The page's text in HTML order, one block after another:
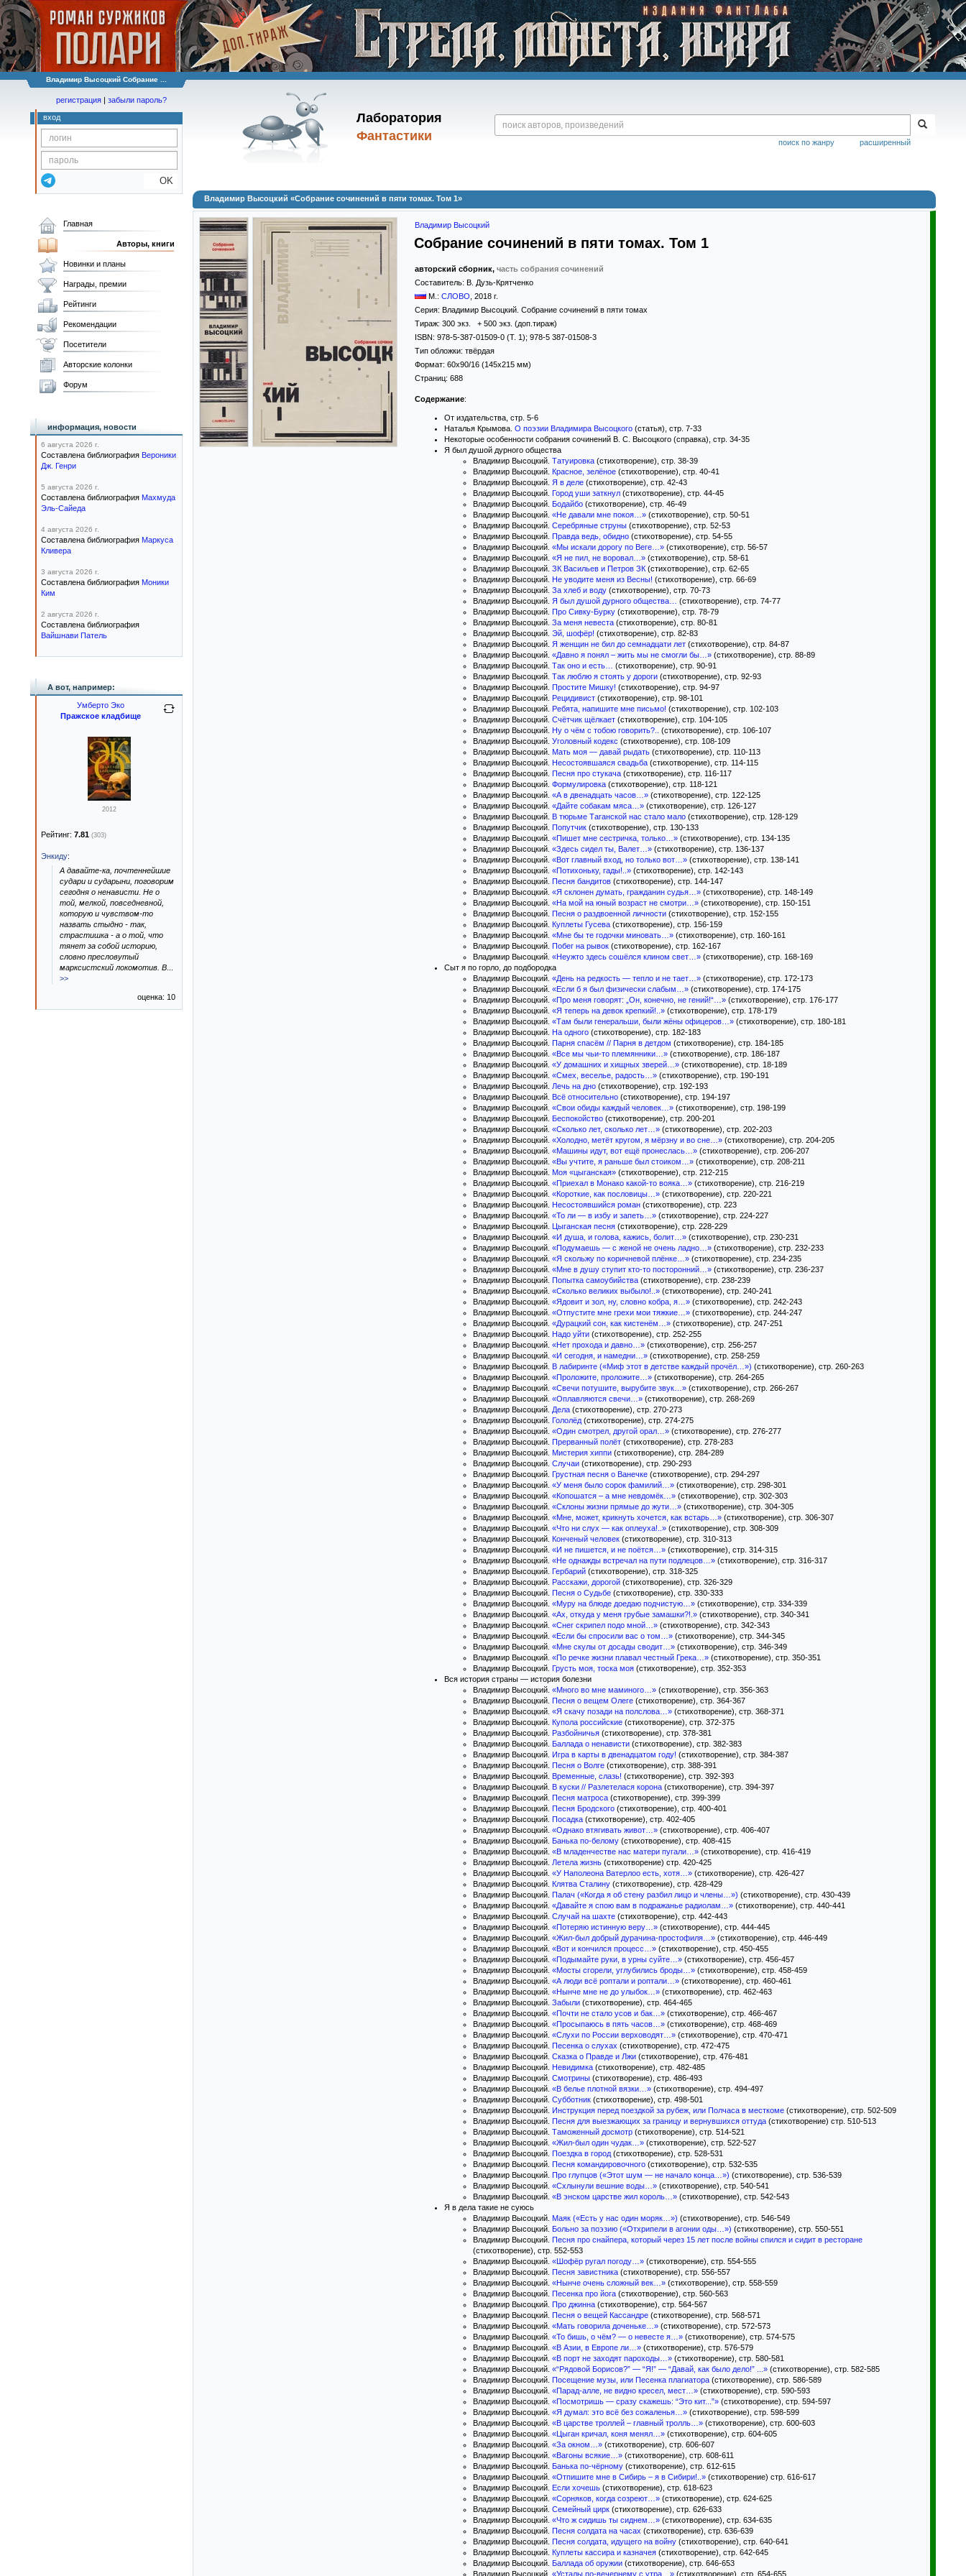
Владимир Высоцкий Собрание ...
Лаборатория
Фантастики
расширенный
поиск по жанру
регистрация | забыли пароль?
вход
OK
Владимир Высоцкий «Собрание сочинений в пяти томах. Том 1»
Владимир Высоцкий
Собрание сочинений в пяти томах. Том 1
авторский сборник, часть собрания сочинений
Составитель: В. Дузь-Крятченко
М.: СЛОВО 2018 г.
Серия: Владимир Высоцкий. Собрание сочинений в пяти томах
Тираж: 300 экз. + 500 экз. (доп.тираж)
ISBN: 978-5-387-01509-0 (Т. 1); 978-5 387-01508-3
Тип обложки: твёрдая
Формат: 60x90/16 (145x215 мм)
Страниц: 688
Содержание:
От издательства, стр. 5-6
Наталья Крымова. О поэзии Владимира Высоцкого (статья), стр. 7-33
Некоторые особенности собрания сочинений В. С. Высоцкого (справка), стр. 34-35
Я был душой дурного общества
Владимир Высоцкий. Татуировка (стихотворение), стр. 38-39
Владимир Высоцкий. Красное, зелёное (стихотворение), стр. 40-41
Владимир Высоцкий. Я в деле (стихотворение), стр. 42-43
Владимир Высоцкий. Город уши заткнул (стихотворение), стр. 44-45
Владимир Высоцкий. Бодайбо (стихотворение), стр. 46-49
Владимир Высоцкий. «Не давали мне покоя…» (стихотворение), стр. 50-51
Владимир Высоцкий. Серебряные струны (стихотворение), стр. 52-53
Владимир Высоцкий. Правда ведь, обидно (стихотворение), стр. 54-55
Владимир Высоцкий. «Мы искали дорогу по Веге…» (стихотворение), стр. 56-57
Владимир Высоцкий. «Я не пил, не воровал…» (стихотворение), стр. 58-61
Владимир Высоцкий. ЗК Васильев и Петров ЗК (стихотворение), стр. 62-65
Владимир Высоцкий. Не уводите меня из Весны! (стихотворение), стр. 66-69
Владимир Высоцкий. За хлеб и воду (стихотворение), стр. 70-73
Владимир Высоцкий. Я был душой дурного общества…
(стихотворение), стр. 74-77
Владимир Высоцкий. Про Сивку-Бурку (стихотворение), стр. 78-79
Владимир Высоцкий. За меня невеста (стихотворение), стр. 80-81
Владимир Высоцкий. Эй, шофёр! (стихотворение), стр. 82-83
Владимир Высоцкий. Я женщин не бил до семнадцати лет (стихотворение), стр. 84-87
Владимир Высоцкий. «Давно я понял – жить мы не смогли бы…» (стихотворение), стр. 88-89
Владимир Высоцкий. Так оно и есть…
(стихотворение), стр. 90-91
Владимир Высоцкий. Так люблю я стоять у дороги (стихотворение), стр. 92-93
Владимир Высоцкий. Простите Мишку! (стихотворение), стр. 94-97
Владимир Высоцкий. Рецидивист (стихотворение), стр. 98-101
Владимир Высоцкий. Ребята, напишите мне письмо! (стихотворение), стр. 102-103
Владимир Высоцкий. Счётчик щёлкает (стихотворение), стр. 104-105
Владимир Высоцкий. Ну о чём с тобою говорить?..
(стихотворение), стр. 106-107
Владимир Высоцкий. Уголовный кодекс (стихотворение), стр. 108-109
Владимир Высоцкий. Мать моя — давай рыдать (стихотворение), стр. 110-113
Владимир Высоцкий. Несостоявшаяся свадьба (стихотворение), стр. 114-115
Владимир Высоцкий. Песня про стукача (стихотворение), стр. 116-117
Владимир Высоцкий. Формулировка (стихотворение), стр. 118-121
Владимир Высоцкий. «А в двенадцать часов…» (стихотворение), стр. 122-125
Владимир Высоцкий. «Дайте собакам мяса…» (стихотворение), стр. 126-127
Владимир Высоцкий. В тюрьме Таганской нас стало мало (стихотворение), стр. 128-129
Владимир Высоцкий. Попутчик (стихотворение), стр. 130-133
Владимир Высоцкий. «Пишет мне сестричка, только…» (стихотворение), стр. 134-135
Владимир Высоцкий. «Здесь сидел ты, Валет…» (стихотворение), стр. 136-137
Владимир Высоцкий. «Вот главный вход, но только вот…» (стихотворение), стр. 138-141
Владимир Высоцкий. «Потихоньку, гады!..» (стихотворение), стр. 142-143
Владимир Высоцкий. Песня бандитов (стихотворение), стр. 144-147
Владимир Высоцкий. «Я склонен думать, гражданин судья…» (стихотворение), стр. 148-149
Владимир Высоцкий. «На мой на юный возраст не смотри…» (стихотворение), стр. 150-151
Владимир Высоцкий. Песня о раздвоенной личности (стихотворение), стр. 152-155
Владимир Высоцкий. Куплеты Гусева (стихотворение), стр. 156-159
Владимир Высоцкий. «Мне бы те годочки миновать…» (стихотворение), стр. 160-161
Владимир Высоцкий. Побег на рывок (стихотворение), стр. 162-167
Владимир Высоцкий. «Неужто здесь сошёлся клином свет…» (стихотворение), стр. 168-169
Сыт я по горло, до подбородка
Владимир Высоцкий. «День на редкость — тепло и не тает…» (стихотворение), стр. 172-173
Владимир Высоцкий. «Если б я был физически слабым…» (стихотворение), стр. 174-175
Владимир Высоцкий. «Про меня говорят: „Он, конечно, не гений!“…» (стихотворение), стр. 176-177
Владимир Высоцкий. «Я теперь на девок крепкий!..» (стихотворение), стр. 178-179
Владимир Высоцкий. «Там были генеральши, были жёны офицеров…» (стихотворение), стр. 180-181
Владимир Высоцкий. На одного (стихотворение), стр. 182-183
Владимир Высоцкий. Парня спасём // Парня в детдом (стихотворение), стр. 184-185
Владимир Высоцкий. «Все мы чьи-то племянники…» (стихотворение), стр. 186-187
Владимир Высоцкий. «У домашних и хищных зверей…» (стихотворение), стр. 18-189
Владимир Высоцкий. «Смех, веселье, радость…» (стихотворение), стр. 190-191
Владимир Высоцкий. Лечь на дно (стихотворение), стр. 192-193
Владимир Высоцкий. Всё относительно (стихотворение), стр. 194-197
Владимир Высоцкий. «Свои обиды каждый человек…» (стихотворение), стр. 198-199
Владимир Высоцкий. Беспокойство (стихотворение), стр. 200-201
Владимир Высоцкий. «Сколько лет, сколько лет…» (стихотворение), стр. 202-203
Владимир Высоцкий. «Холодно, метёт кругом, я мёрзну и во сне…» (стихотворение), стр. 204-205
Владимир Высоцкий. «Машины идут, вот ещё пронеслась…» (стихотворение), стр. 206-207
Владимир Высоцкий. «Вы учтите, я раньше был стоиком…» (стихотворение), стр. 208-211
Владимир Высоцкий. Моя «цыганская» (стихотворение), стр. 212-215
Владимир Высоцкий. «Приехал в Монако какой-то вояка…» (стихотворение), стр. 216-219
Владимир Высоцкий. «Короткие, как пословицы…» (стихотворение), стр. 220-221
Владимир Высоцкий. Несостоявшийся роман (стихотворение), стр. 223
Владимир Высоцкий. «То ли — в избу и запеть…» (стихотворение), стр. 224-227
Владимир Высоцкий. Цыганская песня (стихотворение), стр. 228-229
Владимир Высоцкий. «И душа, и голова, кажись, болит…» (стихотворение), стр. 230-231
Владимир Высоцкий. «Подумаешь — с женой не очень ладно…» (стихотворение), стр. 232-233
Владимир Высоцкий. «Я скольжу по коричневой плёнке…» (стихотворение), стр. 234-235
Владимир Высоцкий. «Мне в душу ступит кто-то посторонний…» (стихотворение), стр. 236-237
Владимир Высоцкий. Попытка самоубийства (стихотворение), стр. 238-239
Владимир Высоцкий. «Сколько великих выбыло!..» (стихотворение), стр. 240-241
Владимир Высоцкий. «Ядовит и зол, ну, словно кобра, я…» (стихотворение), стр. 242-243
Владимир Высоцкий. «Отпустите мне грехи мои тяжкие…» (стихотворение), стр. 244-247
Владимир Высоцкий. «Дурацкий сон, как кистенём…» (стихотворение), стр. 247-251
Владимир Высоцкий. Надо уйти (стихотворение), стр. 252-255
Владимир Высоцкий. «Нет прохода и давно…» (стихотворение), стр. 256-257
Владимир Высоцкий. «И сегодня, и намедни…» (стихотворение), стр. 258-259
Владимир Высоцкий. В лабиринте («Миф этот в детстве каждый прочёл…») (стихотворение), стр. 260-263
Владимир Высоцкий. «Проложите, проложите…» (стихотворение), стр. 264-265
Владимир Высоцкий. «Свечи потушите, вырубите звук…» (стихотворение), стр. 266-267
Владимир Высоцкий. «Оплавляются свечи…» (стихотворение), стр. 268-269
Владимир Высоцкий. Дела (стихотворение), стр. 270-273
Владимир Высоцкий. Гололёд (стихотворение), стр. 274-275
Владимир Высоцкий. «Один смотрел, другой орал…» (стихотворение), стр. 276-277
Владимир Высоцкий. Прерванный полёт (стихотворение), стр. 278-283
Владимир Высоцкий. Мистерия хиппи (стихотворение), стр. 284-289
Владимир Высоцкий. Случаи (стихотворение), стр. 290-293
Владимир Высоцкий. Грустная песня о Ванечке (стихотворение), стр. 294-297
Владимир Высоцкий. «У меня было сорок фамилий…» (стихотворение), стр. 298-301
Владимир Высоцкий. «Копошатся – а мне невдомёк…» (стихотворение), стр. 302-303
Владимир Высоцкий. «Склоны жизни прямые до жути…» (стихотворение), стр. 304-305
Владимир Высоцкий. «Мне, может, крикнуть хочется, как встарь…» (стихотворение), стр. 306-307
Владимир Высоцкий. «Что ни слух — как оплеуха!..» (стихотворение), стр. 308-309
Владимир Высоцкий. Конченый человек (стихотворение), стр. 310-313
Владимир Высоцкий. «И не пишется, и не поётся…» (стихотворение), стр. 314-315
Владимир Высоцкий. «Не однажды встречал на пути подлецов…» (стихотворение), стр. 316-317
Владимир Высоцкий. Гербарий (стихотворение), стр. 318-325
Владимир Высоцкий. Расскажи, дорогой (стихотворение), стр. 326-329
Владимир Высоцкий. Песня о Судьбе (стихотворение), стр. 330-333
Владимир Высоцкий. «Муру на блюде доедаю подчистую…» (стихотворение), стр. 334-339
Владимир Высоцкий. «Ах, откуда у меня грубые замашки?!.» (стихотворение), стр. 340-341
Владимир Высоцкий. «Снег скрипел подо мной…» (стихотворение), стр. 342-343
Владимир Высоцкий. «Если бы спросили вас о том…» (стихотворение), стр. 344-345
Владимир Высоцкий. «Мне скулы от досады сводит…» (стихотворение), стр. 346-349
Владимир Высоцкий. «По речке жизни плавал честный Грека…» (стихотворение), стр. 350-351
Владимир Высоцкий. Грусть моя, тоска моя (стихотворение), стр. 352-353
Вся история страны — история болезни
Владимир Высоцкий. «Много во мне маминого…» (стихотворение), стр. 356-363
Владимир Высоцкий. Песня о вещем Олеге (стихотворение), стр. 364-367
Владимир Высоцкий. «Я скачу позади на полслова…» (стихотворение), стр. 368-371
Владимир Высоцкий. Купола российские (стихотворение), стр. 372-375
Владимир Высоцкий. Разбойничья (стихотворение), стр. 378-381
Владимир Высоцкий. Баллада о ненависти (стихотворение), стр. 382-383
Владимир Высоцкий. Игра в карты в двенадцатом году! (стихотворение), стр. 384-387
Владимир Высоцкий. Песня о Волге (стихотворение), стр. 388-391
Владимир Высоцкий. Временные, слазь! (стихотворение), стр. 392-393
Владимир Высоцкий. В куски // Разлетелася корона (стихотворение), стр. 394-397
Владимир Высоцкий. Песня матроса (стихотворение), стр. 399-399
Владимир Высоцкий. Песня Бродского (стихотворение), стр. 400-401
Владимир Высоцкий. Посадка (стихотворение), стр. 402-405
Владимир Высоцкий. «Однако втягивать живот…» (стихотворение), стр. 406-407
Владимир Высоцкий. Банька по-белому (стихотворение), стр. 408-415
Владимир Высоцкий. «В младенчестве нас матери пугали…» (стихотворение), стр. 416-419
Владимир Высоцкий. Летела жизнь (стихотворение) стр. 420-425
Владимир Высоцкий. «У Наполеона Ватерлоо есть, хотя…» (стихотворение), стр. 426-427
Владимир Высоцкий. Клятва Сталину (стихотворение), стр. 428-429
Владимир Высоцкий. Палач («Когда я об стену разбил лицо и члены…») (стихотворение), стр. 430-439
Владимир Высоцкий. «Давайте я спою вам в подражанье радиолам…» (стихотворение), стр. 440-441
Владимир Высоцкий. Случай на шахте (стихотворение), стр. 442-443
Владимир Высоцкий. «Потеряю истинную веру…» (стихотворение), стр. 444-445
Владимир Высоцкий. «Жил-был добрый дурачина-простофиля…» (стихотворение), стр. 446-449
Владимир Высоцкий. «Вот и кончился процесс…» (стихотворение), стр. 450-455
Владимир Высоцкий. «Подымайте руки, в урны суйте…» (стихотворение), стр. 456-457
Владимир Высоцкий. «Мосты сгорели, углубились броды…» (стихотворение), стр. 458-459
Владимир Высоцкий. «А люди всё роптали и роптали…» (стихотворение), стр. 460-461
Владимир Высоцкий. «Нынче мне не до улыбок…» (стихотворение), стр. 462-463
Владимир Высоцкий. Забыли (стихотворение), стр. 464-465
Владимир Высоцкий. «Почти не стало усов и бак…» (стихотворение), стр. 466-467
Владимир Высоцкий. «Просыпаюсь в пять часов…» (стихотворение), стр. 468-469
Владимир Высоцкий. «Слухи по России верховодят…» (стихотворение), стр. 470-471
Владимир Высоцкий. Песенка о слухах (стихотворение), стр. 472-475
Владимир Высоцкий. Сказка о Правде и Лжи (стихотворение), стр. 476-481
Владимир Высоцкий. Невидимка (стихотворение), стр. 482-485
Владимир Высоцкий. Смотрины (стихотворение), стр. 486-493
Владимир Высоцкий. «В белье плотной вязки…» (стихотворение), стр. 494-497
Владимир Высоцкий. Субботник (стихотворение), стр. 498-501
Владимир Высоцкий. Инструкция перед поездкой за рубеж, или Полчаса в месткоме (стихотворение), стр. 502-509
Владимир Высоцкий. Песня для выезжающих за границу и вернувшихся оттуда (стихотворение) стр. 510-513
Владимир Высоцкий. Таможенный досмотр (стихотворение), стр. 514-521
Владимир Высоцкий. «Жил-был один чудак…» (стихотворение), стр. 522-527
Владимир Высоцкий. Поездка в город (стихотворение), стр. 528-531
Владимир Высоцкий. Песня командировочного (стихотворение), стр. 532-535
Владимир Высоцкий. Про глупцов («Этот шум — не начало конца…») (стихотворение), стр. 536-539
Владимир Высоцкий. «Схлынули вешние воды…» (стихотворение), стр. 540-541
Владимир Высоцкий. «В энском царстве жил король…» (стихотворение), стр. 542-543
Я в дела такие не суюсь
Владимир Высоцкий. Маяк («Есть у нас один моряк…») (стихотворение), стр. 546-549
Владимир Высоцкий. Больно за поэзию («Отхрипели в агонии оды…») (стихотворение), стр. 550-551
Владимир Высоцкий. Песня про снайпера, который через 15 лет после войны спился и сидит в ресторане
(стихотворение), стр. 552-553
Владимир Высоцкий. «Шофёр ругал погоду…» (стихотворение), стр. 554-555
Владимир Высоцкий. Песня завистника (стихотворение), стр. 556-557
Владимир Высоцкий. «Нынче очень сложный век…» (стихотворение), стр. 558-559
Владимир Высоцкий. Песенка про йога (стихотворение), стр. 560-563
Владимир Высоцкий. Про джинна (стихотворение), стр. 564-567
Владимир Высоцкий. Песня о вещей Кассандре (стихотворение), стр. 568-571
Владимир Высоцкий. «Мать говорила доченьке…» (стихотворение), стр. 572-573
Владимир Высоцкий. «То бишь, о чём? — о невесте я…» (стихотворение), стр. 574-575
Владимир Высоцкий. «В Азии, в Европе ли…» (стихотворение), стр. 576-579
Владимир Высоцкий. «В порт не заходят пароходы…» (стихотворение), стр. 580-581
Владимир Высоцкий. «“Рядовой Борисов?” — “Я!” — “Давай, как было дело!” ...» (стихотворение), стр. 582-585
Владимир Высоцкий. Посещение музы, или Песенка плагиатора (стихотворение), стр. 586-589
Владимир Высоцкий. «Парад-алле, не видно кресел, мест…» (стихотворение), стр. 590-593
Владимир Высоцкий. «Посмотришь — сразу скажешь: “Это кит...”» (стихотворение), стр. 594-597
Владимир Высоцкий. «Я думал: это всё без сожаленья…» (стихотворение), стр. 598-599
Владимир Высоцкий. «В царстве троллей – главный тролль…» (стихотворение), стр. 600-603
Владимир Высоцкий. «Цыган кричал, коня менял…» (стихотворение), стр. 604-605
Владимир Высоцкий. «За окном…» (стихотворение), стр. 606-607
Владимир Высоцкий. «Вагоны всякие…» (стихотворение), стр. 608-611
Владимир Высоцкий. Банька по-чёрному (стихотворение), стр. 612-615
Владимир Высоцкий. «Отпишите мне в Сибирь – я в Сибири!..» (стихотворение) стр. 616-617
Владимир Высоцкий. Если хочешь (стихотворение), стр. 618-623
Владимир Высоцкий. «Сорняков, когда созреют…» (стихотворение), стр. 624-625
Владимир Высоцкий. Семейный цирк (стихотворение), стр. 626-633
Владимир Высоцкий. «Что ж сидишь ты сиднем…» (стихотворение), стр. 634-635
Владимир Высоцкий. Песня солдата на часах (стихотворение), стр. 636-639
Владимир Высоцкий. Песня солдата, идущего на войну (стихотворение), стр. 640-641
Владимир Высоцкий. Куплеты кассира и казначея (стихотворение), стр. 642-645
Владимир Высоцкий. Баллада об оружии (стихотворение), стр. 646-653
Владимир Высоцкий. «Усталы по-вечернему с утра…» (стихотворение), стр. 654-655
Главная
Авторы, книги
Новинки и планы
Награды, премии
Рейтинги
Рекомендации
Посетители
Авторские колонки
Форум
информация, новости
6 августа 2026 г.
Составлена библиография Вероники
Дж. Генри
5 августа 2026 г.
Составлена библиография Махмуда
Эль-Сайеда
4 августа 2026 г.
Составлена библиография Маркуса
Кливера
3 августа 2026 г.
Составлена библиография Моники
Ким
2 августа 2026 г.
Составлена библиография
Вайшнави Патель
А вот, например:
Умберто Эко
Пражское кладбище
2012
Рейтинг: 7.81 (303)
Энкиду:
А давайте-ка, почтеннейшие
судари и сударыни, поговорим
сегодня о ненависти. Не о
той, мелкой, повседневной,
которую и чувством-то
назвать стыдно - так,
страстишка - а о той, что
тянет за собой историю,
словно пресловутый
марксистский локомотив. В
>>
оценка: 10